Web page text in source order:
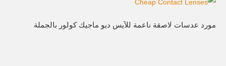
مورد عدسات لاصقة ناعمة للآيس ديو ماجيك كولور بالجملة